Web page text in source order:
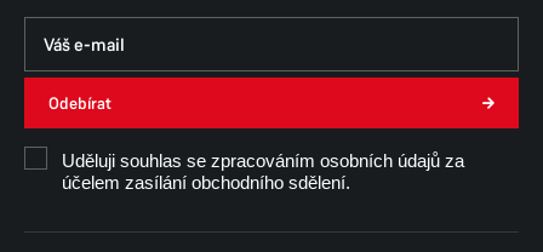
Odebírat
Uděluji souhlas se zpracováním osobních údajů za
účelem zasílání obchodního sdělení.